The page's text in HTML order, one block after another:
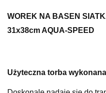
WOREK NA BASEN
31x38cm AQUA-SPEED
Użyteczna torba